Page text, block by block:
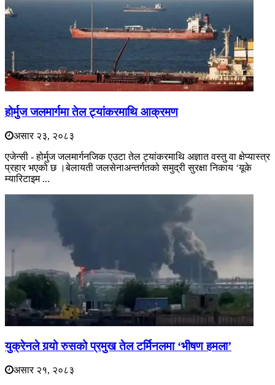
होर्मुज जलमार्गमा तेल ट्यांकरमाथि आक्रमण
असार २३, २०८३
एजेन्सी - होर्मुज जलमार्गनजिक एउटा तेल ट्यांकरमाथि अज्ञात वस्तु वा क्षेप्यास्त्र
प्रहार भएको छ ।बेलायती जलसेनाअन्तर्गतको समुद्री सुरक्षा निकाय ‘यूके
म्यारिटाइम ...
युक्रेनले गर्‍यो रुसको प्रमुख तेल टर्मिनलमा ‘भीषण हमला’
असार २१, २०८३